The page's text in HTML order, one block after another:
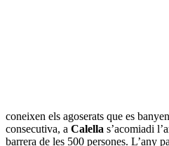
coneixen els agoserats que es
consecutiva, a Calella s’acomiadi
barrera de les 500 persones. L’any